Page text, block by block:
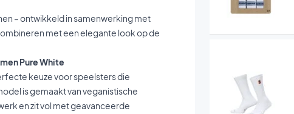
– ontwikkeld in samenwerking met
met een elegante look op de
Pure White
keuze voor speelsters die
is gemaakt van veganistische
en zit vol met geavanceerde